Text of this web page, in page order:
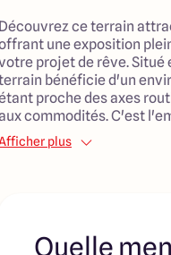
Découvrez ce terrain
une exposition
projet de rêve. Situé
bénéficie d'un
proche des axes
commodités. C'est
qui recherchent un cadre
la possibilité de
Découvrez toutes nos
plus
Quelle